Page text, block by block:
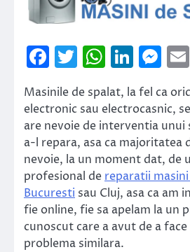
Facebook
Twitter
Masinile de spalat, la fel ca
electronic sau electrocasnic,
are nevoie de interventia unui
a-l repara, asa ca majoritatea
nevoie, la un moment dat, de
profesional de reparatii
Bucuresti sau Cluj, asa ca am
fie online, fie sa apelam la un
cunoscut care a avut de a face
problema similara.